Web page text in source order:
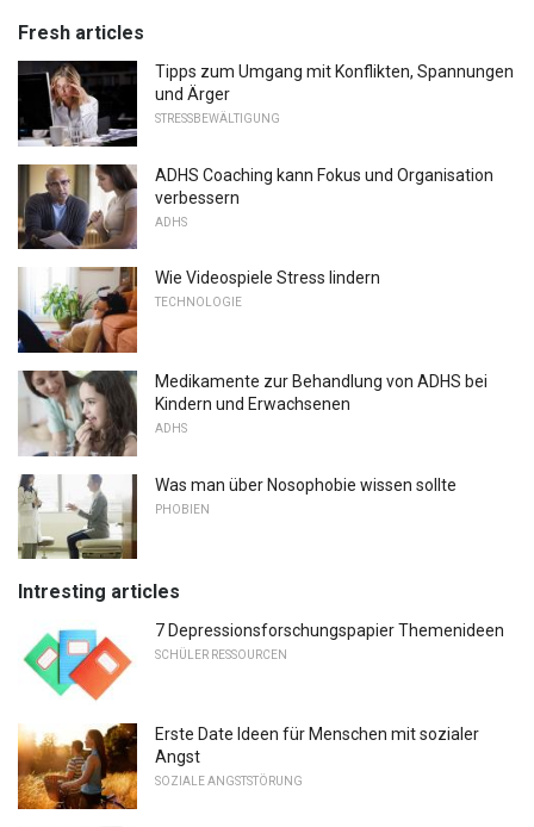
Fresh articles
Tipps zum Umgang mit Konflikten, Spannungen
und Ärger
STRESSBEWÄLTIGUNG
ADHS Coaching kann Fokus und Organisation
verbessern
ADHS
Wie Videospiele Stress lindern
TECHNOLOGIE
Medikamente zur Behandlung von ADHS bei
Kindern und Erwachsenen
ADHS
Was man über Nosophobie wissen sollte
PHOBIEN
Intresting articles
7 Depressionsforschungspapier Themenideen
SCHÜLER RESSOURCEN
Erste Date Ideen für Menschen mit sozialer
Angst
SOZIALE ANGSTSTÖRUNG